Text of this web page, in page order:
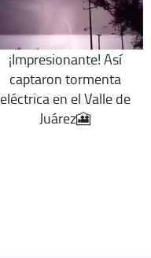
¡Impresionante! Así
captaron tormenta
eléctrica en el Valle de
Juárez🎦